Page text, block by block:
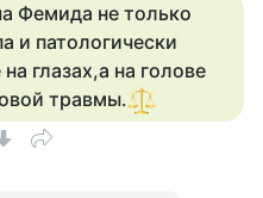
Фемида не только
и патологически
глазах,а на голове
травмы.